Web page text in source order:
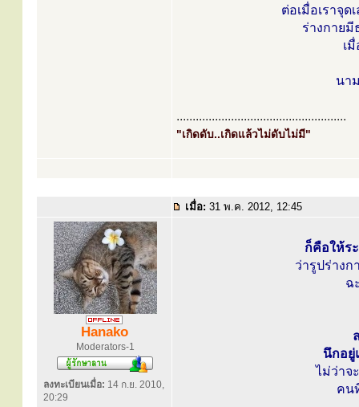
ต่อเมื่อเราจุ
ร่างกาย
เ
นา
.....................................................
"เกิดดับ..เกิดแล้วไม่ดับไม่มี"
เมื่อ: 31 พ.ค. 2012, 12:45
Hanako
Moderators-1
ลงทะเบียนเมื่อ: 14 ก.ย. 2010,
20:29
ก็คือให้ร
ว่ารูปร่าง
ฉ
นึกอยู่
ไม่ว่าจ
คน